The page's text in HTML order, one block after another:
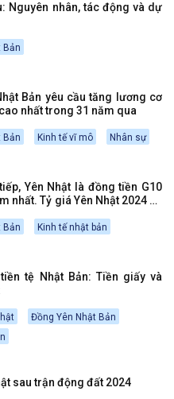
Nguyên nhân, tác động và dự
Bản
Bản yêu cầu tăng lương cơ
nhất trong 31 năm qua
Bản Kinh tế vĩ mô Nhân sự
Yên Nhật là đồng tiền G10
nhất. Tỷ giá Yên Nhật 2024 sẽ
Bản Kinh tế nhật bản
tệ Nhật Bản: Tiền giấy và
Đồng Yên Nhật Bản
sau trận động đất 2024